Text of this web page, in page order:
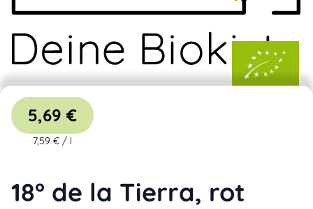
18° de la Tierra, rot
5,69 €
7,59 € / l